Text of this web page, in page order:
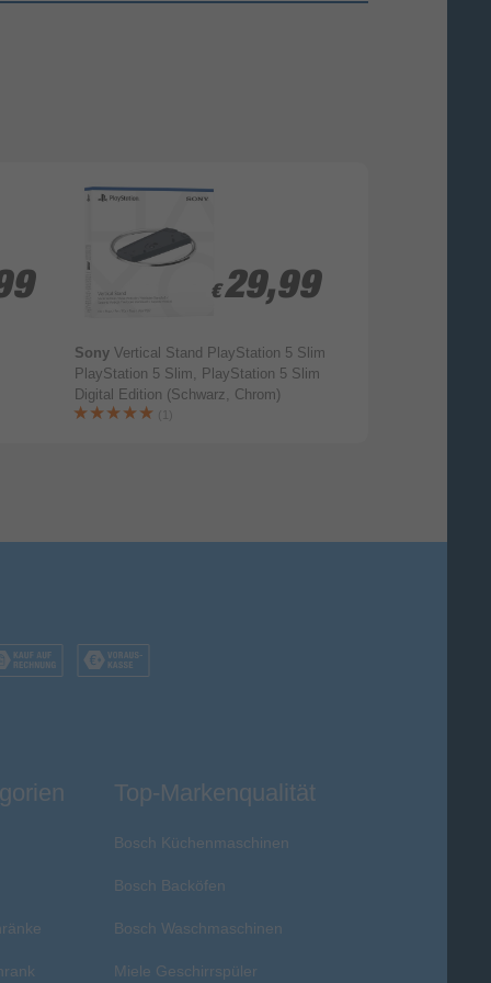
€ 29,99
€ 29,99
Sony Vertical Stand PlayStation 5 Slim
PlayStation 5 Slim, PlayStation 5 Slim
Digital Edition (Schwarz, Chrom)
(1)
Top-Markenqualität
Bosch Küchenmaschinen
Bosch Backöfen
Bosch Waschmaschinen
Miele Geschirrspüler